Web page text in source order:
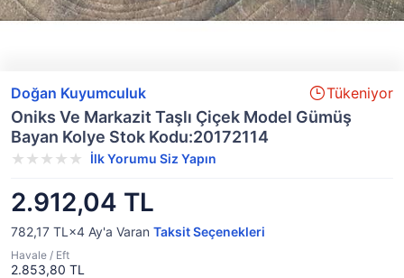
Doğan Kuyumculuk Tükeniyor
Oniks Ve Markazit Taşlı Çiçek Model Gümüş
Bayan Kolye Stok Kodu:20172114
İlk Yorumu Siz Yapın
2.912,04 TL
782,17 TL×4 Ay'a Varan Taksit Seçenekleri
Havale / Eft
2.853,80 TL